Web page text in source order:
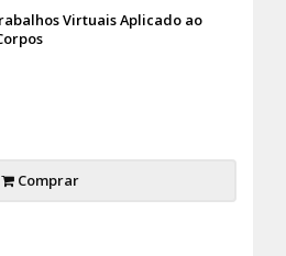
Virtuais Aplicado ao
Comprar